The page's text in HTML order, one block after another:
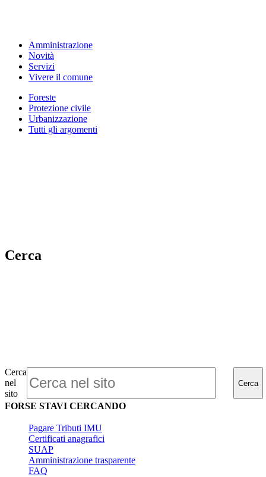
Amministrazione
Novità
Servizi
Vivere il comune
Foreste
Protezione civile
Urbanizzazione
Tutti gli argomenti
Cerca
Cerca
nel
sito
Cerca
FORSE STAVI CERCANDO
Pagare Tributi IMU
Certificati anagrafici
SUAP
Amministrazione trasparente
FAQ